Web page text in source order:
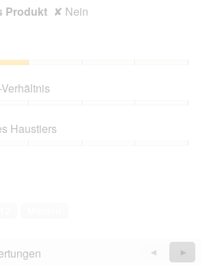
Produkt ✘ Nein
Haustiers
Zurück
Reviews
◄
Weiter
►